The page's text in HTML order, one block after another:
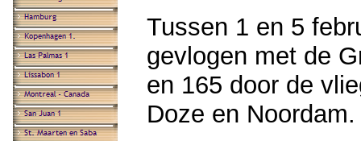
Tussen 1 en 5
gevlogen met de
en 165 door de
Doze en Noordam.